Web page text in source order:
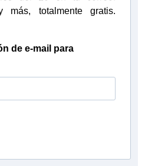
más, totalmente gratis.
de e-mail para